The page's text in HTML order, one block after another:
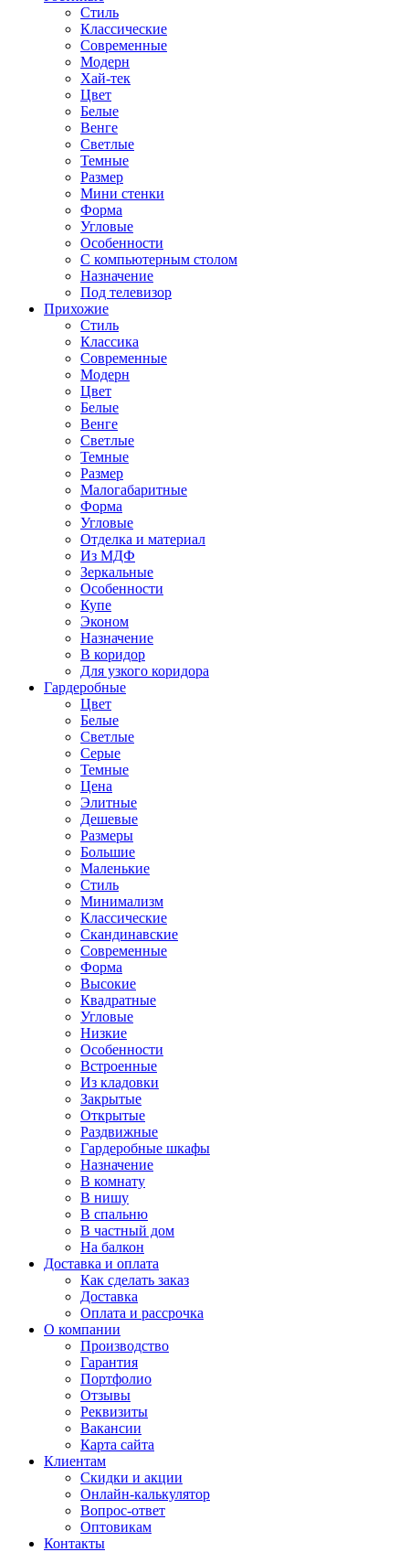
Стиль
Классические
Современные
Модерн
Хай-тек
Цвет
Белые
Венге
Светлые
Темные
Размер
Мини стенки
Форма
Угловые
Особенности
С компьютерным столом
Назначение
Под телевизор
Прихожие
Стиль
Классика
Современные
Модерн
Цвет
Белые
Венге
Светлые
Темные
Размер
Малогабаритные
Форма
Угловые
Отделка и материал
Из МДФ
Зеркальные
Особенности
Купе
Эконом
Назначение
В коридор
Для узкого коридора
Гардеробные
Цвет
Белые
Светлые
Серые
Темные
Цена
Элитные
Дешевые
Размеры
Большие
Маленькие
Стиль
Минимализм
Классические
Скандинавские
Современные
Форма
Высокие
Квадратные
Угловые
Низкие
Особенности
Встроенные
Из кладовки
Закрытые
Открытые
Раздвижные
Гардеробные шкафы
Назначение
В комнату
В нишу
В спальню
В частный дом
На балкон
Доставка и оплата
Как сделать заказ
Доставка
Оплата и рассрочка
О компании
Производство
Гарантия
Портфолио
Отзывы
Реквизиты
Вакансии
Карта сайта
Клиентам
Скидки и акции
Онлайн-калькулятор
Вопрос-ответ
Оптовикам
Контакты